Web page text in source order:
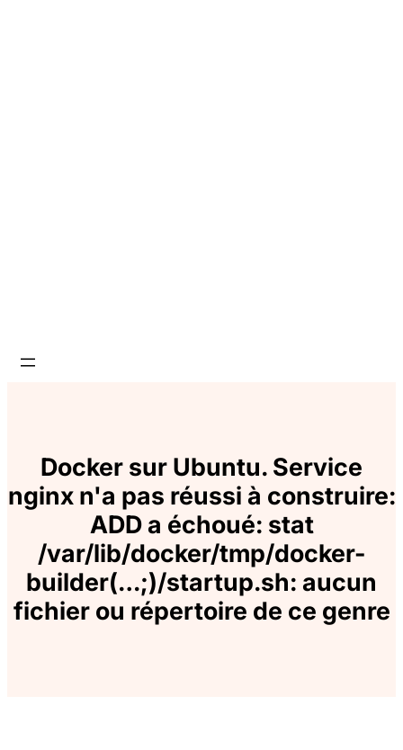
Docker sur Ubuntu. Service
nginx n'a pas réussi à construire:
ADD a échoué: stat
/var/lib/docker/tmp/docker-
builder(…;)/startup.sh: aucun
fichier ou répertoire de ce genre